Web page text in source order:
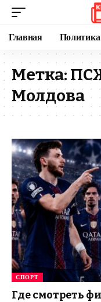
Главная Политика
Метка:
Молдова
СПОРТ
Где смотреть